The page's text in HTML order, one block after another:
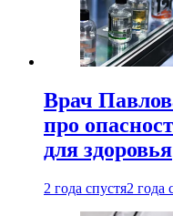
Врач
про
для здоровья
2 года спустя2 года